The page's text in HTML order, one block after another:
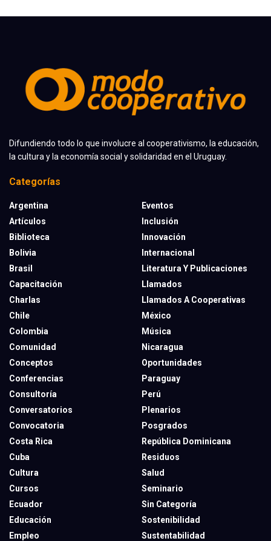
Difundiendo todo lo que involucre al cooperativismo, la educación,
la cultura y la economía social y solidaridad en el Uruguay.
Categorías
Argentina
Artículos
Biblioteca
Bolivia
Brasil
Capacitación
Charlas
Chile
Colombia
Comunidad
Conceptos
Conferencias
Consultoría
Conversatorios
Convocatoria
Costa Rica
Cuba
Cultura
Cursos
Ecuador
Educación
Empleo
Eventos
Inclusión
Innovación
Internacional
Literatura Y Publicaciones
Llamados
Llamados A Cooperativas
México
Música
Nicaragua
Oportunidades
Paraguay
Perú
Plenarios
Posgrados
República Dominicana
Residuos
Salud
Seminario
Sin Categoría
Sostenibilidad
Sustentabilidad